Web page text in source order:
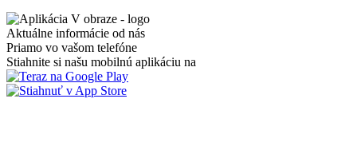
Aktuálne informácie od nás
Priamo vo vašom telefóne
Stiahnite si našu mobilnú aplikáciu na